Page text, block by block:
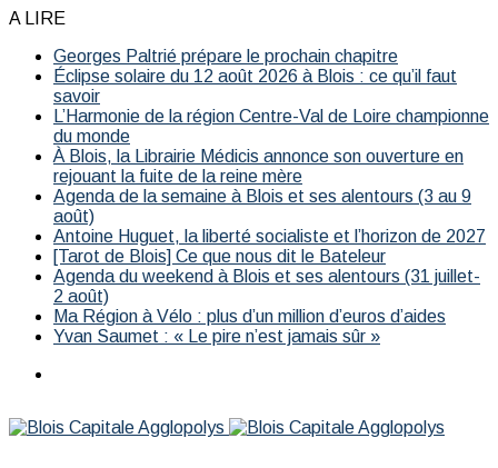
A LIRE
Georges Paltrié prépare le prochain chapitre
Éclipse solaire du 12 août 2026 à Blois : ce qu’il faut
savoir
L’Harmonie de la région Centre-Val de Loire championne
du monde
À Blois, la Librairie Médicis annonce son ouverture en
rejouant la fuite de la reine mère
Agenda de la semaine à Blois et ses alentours (3 au 9
août)
Antoine Huguet, la liberté socialiste et l’horizon de 2027
[Tarot de Blois] Ce que nous dit le Bateleur
Agenda du weekend à Blois et ses alentours (31 juillet-
2 août)
Ma Région à Vélo : plus d’un million d’euros d’aides
Yvan Saumet : « Le pire n’est jamais sûr »